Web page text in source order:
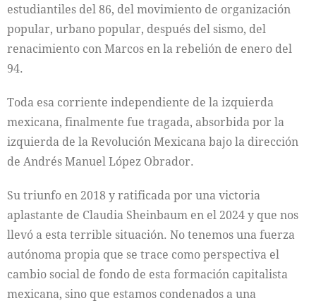
estudiantiles del 86, del movimiento de organización
popular, urbano popular, después del sismo, del
renacimiento con Marcos en la rebelión de enero del
94.
Toda esa corriente independiente de la izquierda
mexicana, finalmente fue tragada, absorbida por la
izquierda de la Revolución Mexicana bajo la dirección
de Andrés Manuel López Obrador.
Su triunfo en 2018 y ratificada por una victoria
aplastante de Claudia Sheinbaum en el 2024 y que nos
llevó a esta terrible situación. No tenemos una fuerza
autónoma propia que se trace como perspectiva el
cambio social de fondo de esta formación capitalista
mexicana, sino que estamos condenados a una